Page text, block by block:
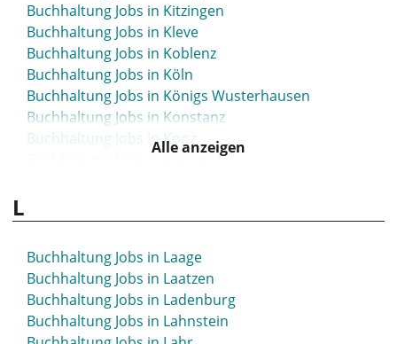
Buchhaltung Jobs in Kitzingen
Buchhaltung Jobs in Kleve
Buchhaltung Jobs in Koblenz
Buchhaltung Jobs in Köln
Buchhaltung Jobs in Königs Wusterhausen
Buchhaltung Jobs in Konstanz
Buchhaltung Jobs in Konz
Buchhaltung Jobs in Köpenick
Buchhaltung Jobs in Krefeld
Buchhaltung Jobs in Kronach
Buchhaltung Jobs in Kühlungsborn
Buchhaltung Jobs in Kulmbach
Buchhaltung Jobs in Künzelsau
Alle anzeigen
L
Buchhaltung Jobs in Laage
Buchhaltung Jobs in Laatzen
Buchhaltung Jobs in Ladenburg
Buchhaltung Jobs in Lahnstein